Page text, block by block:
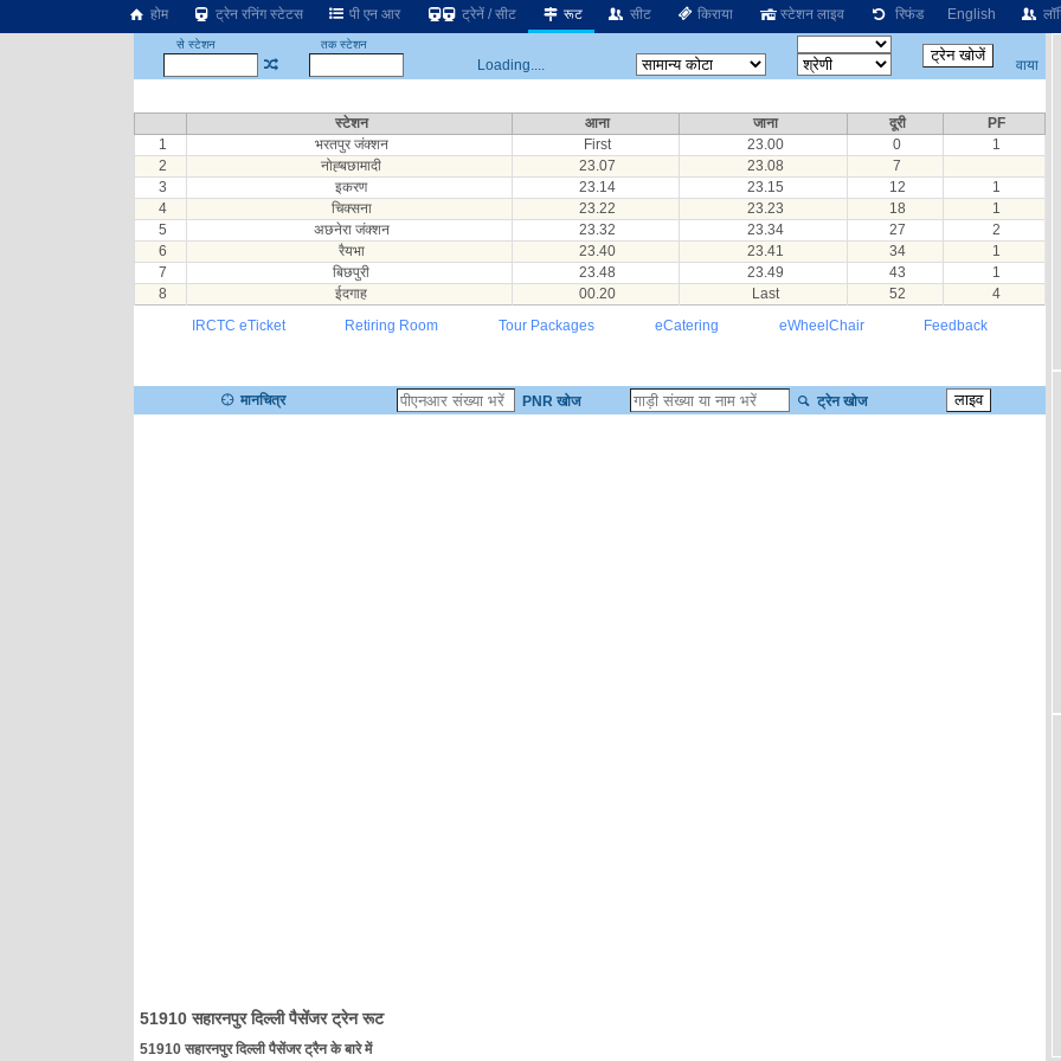
होम ट्रेन रनिंग स्टेटस पी एन आर ट्रेनें / सीट रूट सीट किराया स्टेशन लाइव रिफंड English
से स्टेशन तक स्टेशन
Loading.... वाया
स्टेशन आना जाना दूरी
PF
1
भरतपुर जंक्शन First 23.00 0
1
2
नोह्बछामादी 23.07 23.08
7
3
इकरण 23.14 23.15 12
1
4
चिक्सना 23.22 23.23 18
1
5
अछनेरा जंक्शन 23.32 23.34 27
2
6
रैयभा 23.40 23.41 34
1
7
बिछपुरी 23.48 23.49 43
1
8
ईदगाह 00.20 Last 52
4
IRCTC eTicket
Retiring Room Tour Packages eCatering eWheelChair Feedback
मानचित्र PNR खोज ट्रेन खोज
51910 सहारनपुर दिल्ली पैसेंजर ट्रेन रूट
51910 सहारनपुर दिल्ली पैसेंजर ट्रैन के बारे में